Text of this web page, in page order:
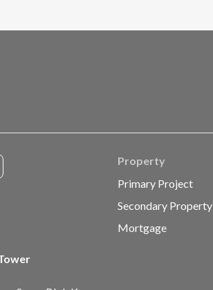
Property
Primary Project
Secondary Property
Mortgage